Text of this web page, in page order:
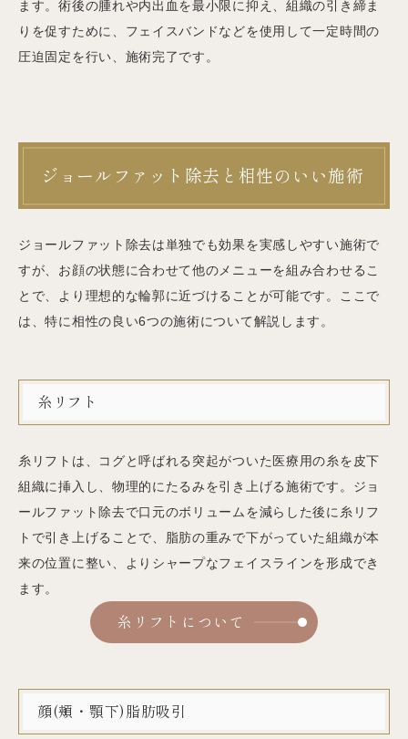
ます。術後の腫れや内出血を最小限に抑え、組織の引き締ま
りを促すために、フェイスバンドなどを使用して一定時間の
圧迫固定を行い、施術完了です。
ジョールファット除去と相性のいい施術
ジョールファット除去は単独でも効果を実感しやすい施術で
すが、お顔の状態に合わせて他のメニューを組み合わせるこ
とで、より理想的な輪郭に近づけることが可能です。ここで
は、特に相性の良い6つの施術について解説します。
糸リフト
糸リフトは、コグと呼ばれる突起がついた医療用の糸を皮下
組織に挿入し、物理的にたるみを引き上げる施術です。ジョ
ールファット除去で口元のボリュームを減らした後に糸リフ
トで引き上げることで、脂肪の重みで下がっていた組織が本
来の位置に整い、よりシャープなフェイスラインを形成でき
ます。
糸リフトについて
顔(頬・顎下)脂肪吸引